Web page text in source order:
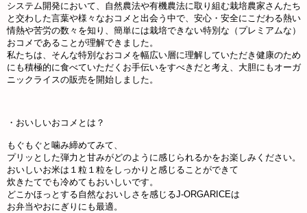
システム開発において、自然農法や有機農法に取り組む栽培農家さんたち
と交わした言葉や様々なおコメと出会う中で、安心・安全にこだわる熱い
情熱や苦労の数々を知り、簡単には栽培できない特別な（プレミアムな）
おコメであることが理解できました。
私たちは、そんな特別なおコメを幅広い層に理解していただき健康のため
にも積極的に食べていただくお手伝いをすべきだと考え、大胆にもオーガ
ニックライスの販売を開始しました。
・おいしいおコメとは？
もぐもぐと噛み締めてみて、
プリッとした弾力と甘みがどのように感じられるかをお楽しみください。
おいしいお米は１粒１粒をしっかりと感じることができて
炊きたてでも冷めてもおいしいです。
どこかほっとする自然なおいしさを感じるJ-ORGARICEは
お弁当やおにぎりにも最適。